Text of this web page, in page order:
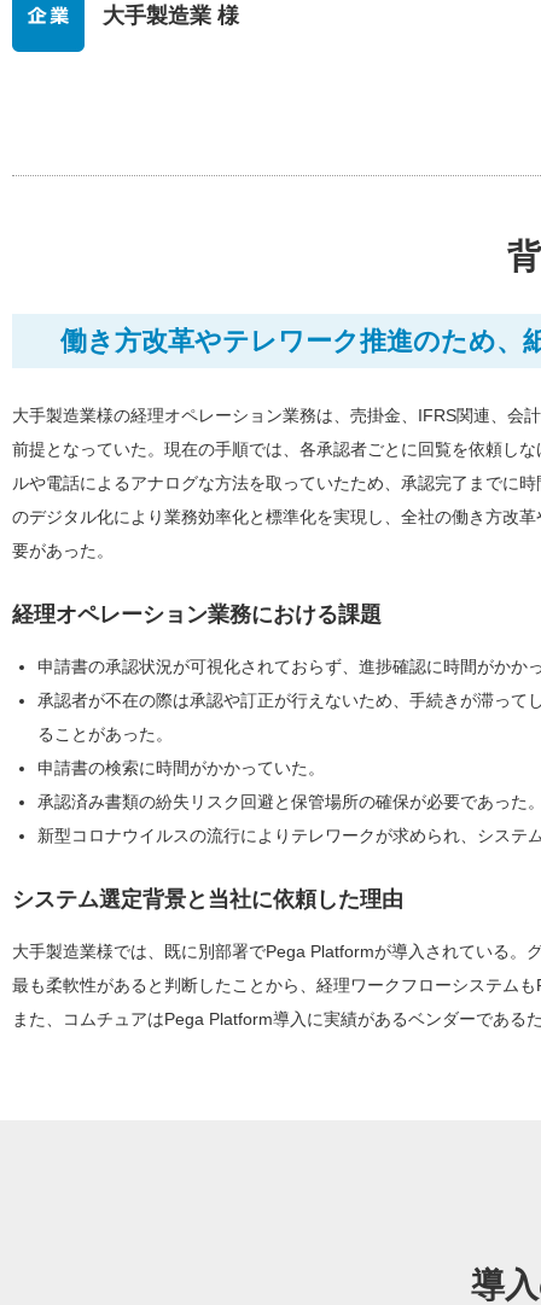
大手製造業 様
働き方改革やテレワーク推進のため、
大手製造業様の経理オペレーション業務は、売掛金、IFRS関連、会
前提となっていた。現在の手順では、各承認者ごとに回覧を依頼し
ルや電話によるアナログな方法を取っていたため、承認完了までに
のデジタル化により業務効率化と標準化を実現し、全社の働き方改
要があった。
経理オペレーション業務における課題
申請書の承認状況が可視化されておらず、進捗確認に時間がかか
承認者が不在の際は承認や訂正が行えないため、手続きが滞って
ることがあった。
申請書の検索に時間がかかっていた。
承認済み書類の紛失リスク回避と保管場所の確保が必要であった
新型コロナウイルスの流行によりテレワークが求められ、システ
システム選定背景と当社に依頼した理由
大手製造業様では、既に別部署でPega Platformが導入されている
最も柔軟性があると判断したことから、経理ワークフローシステム
また、コムチュアはPega Platform導入に実績があるベンダーである
導